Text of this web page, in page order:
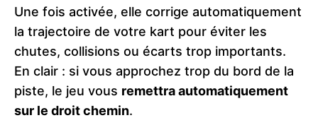
Une fois activée, elle corrige automatiquement
la trajectoire de votre kart pour éviter les
chutes, collisions ou écarts trop importants.
En clair : si vous approchez trop du bord de la
piste, le jeu vous remettra automatiquement
sur le droit chemin.